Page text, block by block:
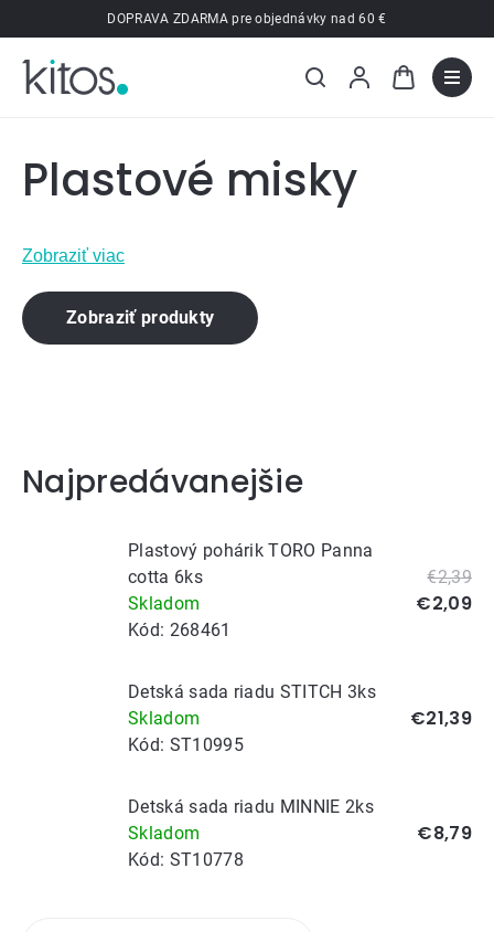
na
obsah
DOPRAVA ZDARMA pre objednávky nad 60 €
Plastové misky
Zobraziť viac
Zobraziť produkty
Najpredávanejšie
Plastový pohárik TORO Panna
cotta 6ks
Skladom
Kód: 268461
€2,39
€2,09
Detská sada riadu STITCH 3ks
Skladom
Kód: ST10995
€21,39
Detská sada riadu MINNIE 2ks
Skladom
Kód: ST10778
€8,79